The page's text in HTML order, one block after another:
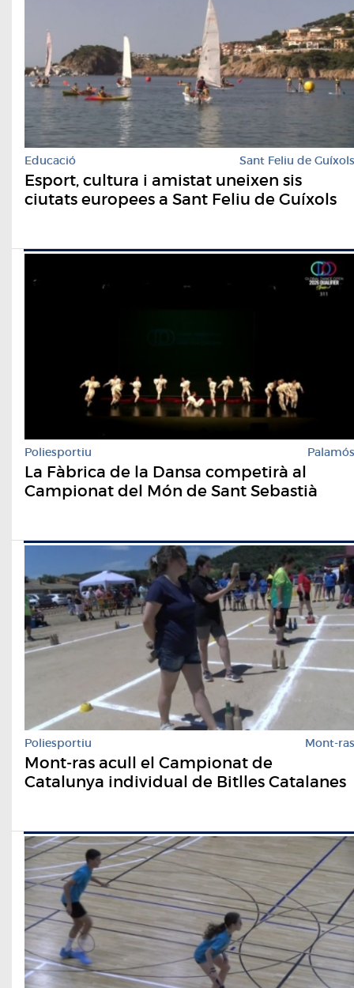
Educació Sant Feliu de Guíxols
Esport, cultura i amistat uneixen sis
ciutats europees a Sant Feliu de Guíxols
Poliesportiu Palamós
La Fàbrica de la Dansa competirà al
Campionat del Món de Sant Sebastià
Poliesportiu Mont-ras
Mont-ras acull el Campionat de
Catalunya individual de Bitlles Catalanes